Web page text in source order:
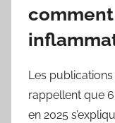
Les
rappellent que
en 2025